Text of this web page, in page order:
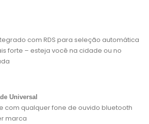
com RDS para seleção automática
forte – esteja você na cidade ou no
Universal
com qualquer fone de ouvido bluetooth
marca